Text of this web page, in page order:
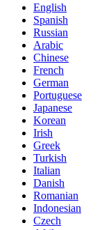
English
Spanish
Russian
Arabic
Chinese
French
German
Portuguese
Japanese
Korean
Irish
Greek
Turkish
Italian
Danish
Romanian
Indonesian
Czech